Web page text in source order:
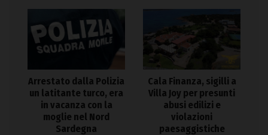
Arrestato dalla Polizia
un latitante turco, era
in vacanza con la
moglie nel Nord
Sardegna
Cala Finanza, sigilli a
Villa Joy per presunti
abusi edilizi e
violazioni
paesaggistiche